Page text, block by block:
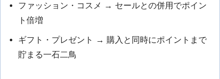
ファッション・コスメ → セールとの併用でポイン
ト倍増
ギフト・プレゼント → 購入と同時にポイントまで
貯まる一石二鳥